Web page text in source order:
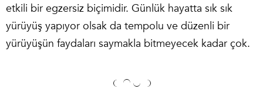
etkili bir egzersiz biçimidir. Günlük hayatta sık sık
yürüyüş yapıyor olsak da tempolu ve düzenli bir
yürüyüşün faydaları saymakla bitmeyecek kadar çok.